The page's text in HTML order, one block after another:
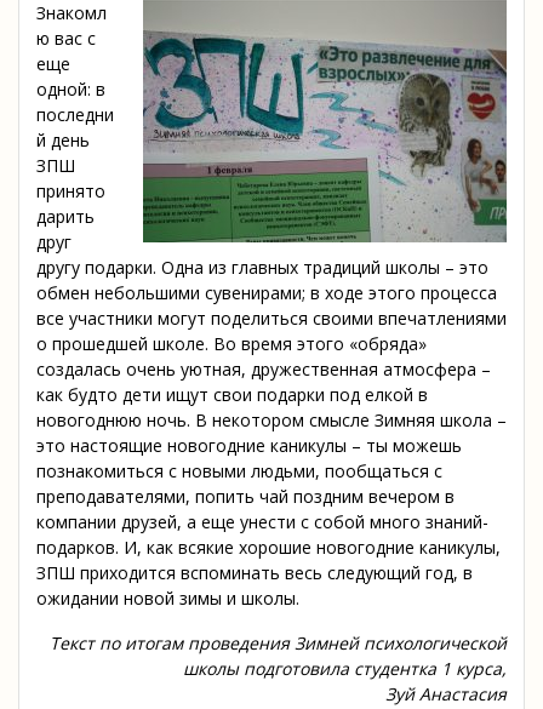
Знакомл
ю вас с
еще
одной: в
последни
й день
ЗПШ
принято
дарить
друг
другу подарки. Одна из главных традиций школы – это
обмен небольшими сувенирами; в ходе этого процесса
все участники могут поделиться своими впечатлениями
о прошедшей школе. Во время этого «обряда»
создалась очень уютная, дружественная атмосфера –
как будто дети ищут свои подарки под елкой в
новогоднюю ночь. В некотором смысле Зимняя школа –
это настоящие новогодние каникулы – ты можешь
познакомиться с новыми людьми, пообщаться с
преподавателями, попить чай поздним вечером в
компании друзей, а еще унести с собой много знаний-
подарков. И, как всякие хорошие новогодние каникулы,
ЗПШ приходится вспоминать весь следующий год, в
ожидании новой зимы и школы.
Текст по итогам проведения Зимней психологической
школы подготовила студентка 1 курса,
Зуй Анастасия